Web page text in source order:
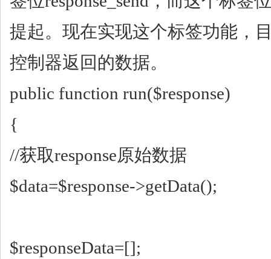
提起。现在实现这个标签功能，
控制器返回的数据。
public function run($response)
{
//获取response原始数据
$data=$response->getData();
$responseData=[];